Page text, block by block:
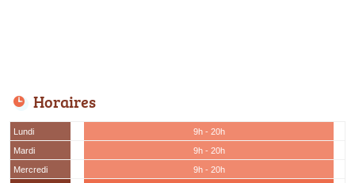
Horaires
Lundi
9h - 20h
Mardi
9h - 20h
Mercredi
9h - 20h